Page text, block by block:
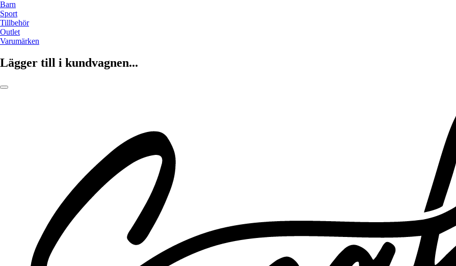
Barn
Sport
Tillbehör
Outlet
Varumärken
Lägger till i kundvagnen...